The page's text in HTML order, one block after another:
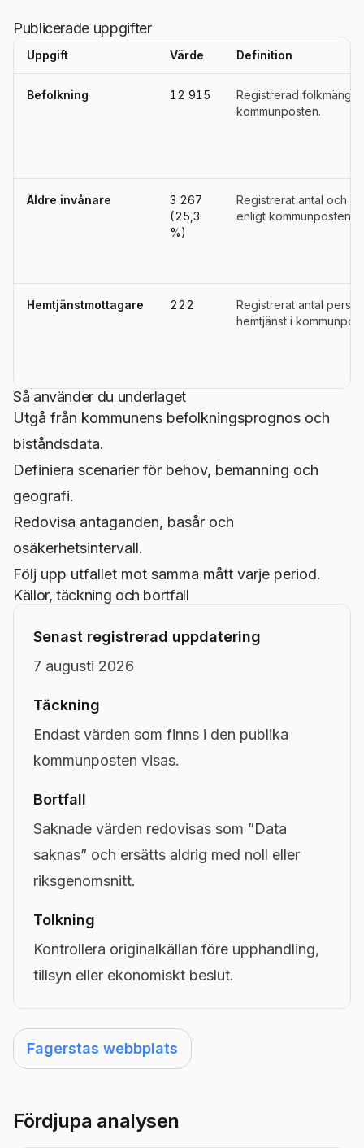
Publicerade uppgifter
Uppgift Värde Definition
Befolkning 12 915
Registrerad folkmängd i
kommunposten.
Äldre invånare
3 267
(25,3
%)
Registrerat antal och
enligt kommunpostens
Hemtjänstmottagare 222
Registrerat antal
hemtjänst i
Så använder du underlaget
Utgå från kommunens befolkningsprognos och
biståndsdata.
Definiera scenarier för behov, bemanning och
geografi.
Redovisa antaganden, basår och
osäkerhetsintervall.
Följ upp utfallet mot samma mått varje period.
Källor, täckning och bortfall
Senast registrerad uppdatering
7 augusti 2026
Täckning
Endast värden som finns i den publika
kommunposten visas.
Bortfall
Saknade värden redovisas som ”Data
saknas” och ersätts aldrig med noll eller
riksgenomsnitt.
Tolkning
Kontrollera originalkällan före upphandling,
tillsyn eller ekonomiskt beslut.
Fagerstas webbplats
Fördjupa analysen